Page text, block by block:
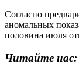
Согласно
аномальных
половина июля
Читайте нас: